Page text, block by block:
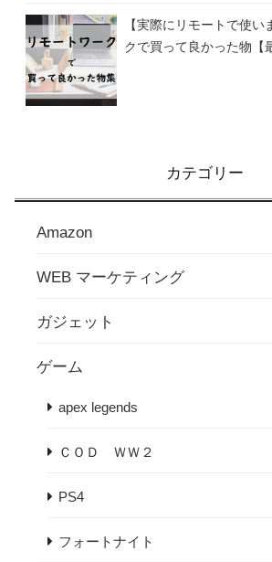
【実際にリモートで使い
クで買って良かった物【
カテゴリー
Amazon
WEB マーケティング
ガジェット
ゲーム
apex legends
ＣＯＤ ＷＷ２
PS4
フォートナイト